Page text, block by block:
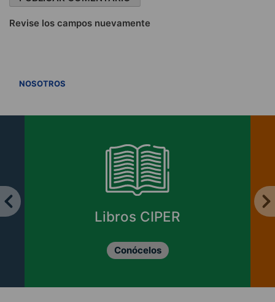
Revise los campos nuevamente
NOSOTROS
Enviar cartas y
columnas
Revisa las opciones